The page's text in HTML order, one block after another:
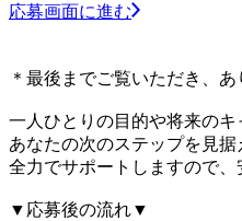
応募画面に進む
＊最後までご覧いただき、
一人ひとりの目的や将来の
あなたの次のステップを見
全力でサポートしますので
▼応募後の流れ▼